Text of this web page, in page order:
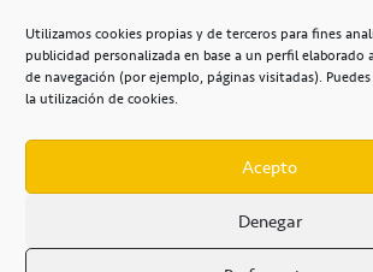
Utilizamos cookies propias y de terceros para fines
publicidad personalizada en base a un perfil
de navegación (por ejemplo, páginas visitadas).
la utilización de cookies.
Acepto
Denegar
+34 922 253 684
Casa del Deporte / 38108 – La
POLÍTICA DE PRIVACIDAD / POLÍTICA